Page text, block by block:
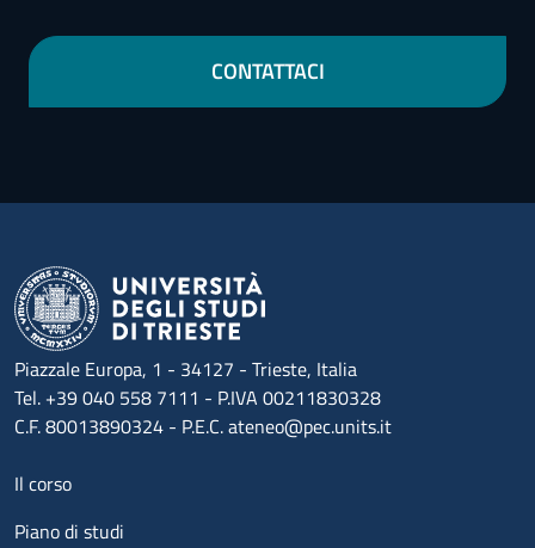
CONTATTACI
Piazzale Europa, 1 - 34127 - Trieste, Italia
Tel. +39 040 558 7111 - P.IVA 00211830328
C.F. 80013890324 - P.E.C. ateneo@pec.units.it
Menu footer 1
Il corso
Piano di studi